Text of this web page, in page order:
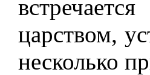
царством,
несколько